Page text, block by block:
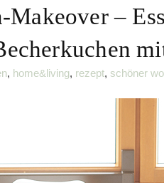
Makeover –
, home&living, rezept, schöner